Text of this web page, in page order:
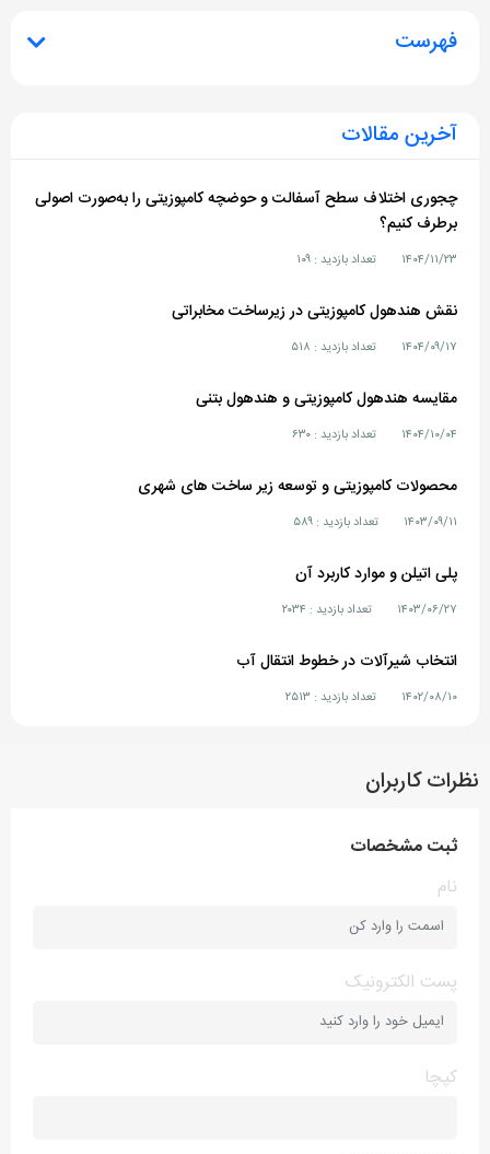
فهرست
آخرین مقالات
چجوری اختلاف سطح آسفالت و حوضچه کامپوزیتی را به‌صورت اصولی
برطرف کنیم؟
۱۴۰۴/۱۱/۲۳ تعداد بازدید : ۱۰۹
نقش هندهول کامپوزیتی در زیرساخت مخابراتی
۱۴۰۴/۰۹/۱۷ تعداد بازدید : ۵۱۸
مقایسه هندهول کامپوزیتی و هندهول بتنی
۱۴۰۴/۱۰/۰۴ تعداد بازدید : ۶۳۰
محصولات کامپوزیتی و توسعه زیر ساخت های شهری
۱۴۰۳/۰۹/۱۱ تعداد بازدید : ۵۸۹
پلی اتیلن و موارد کاربرد آن
۱۴۰۳/۰۶/۲۷ تعداد بازدید : ۲۰۳۴
انتخاب شیرآلات در خطوط انتقال آب
۱۴۰۲/۰۸/۱۰ تعداد بازدید : ۲۵۱۳
نظرات کاربران
ثبت مشخصات
نام
پست الکترونیک
کپچا